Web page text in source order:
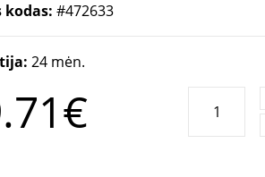
kodas: #472633
24 mėn.